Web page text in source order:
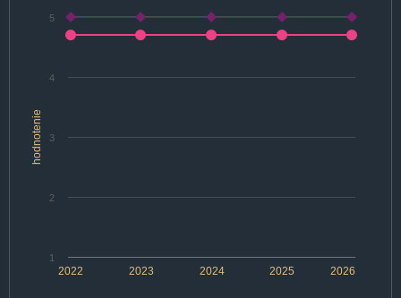
hodnotenie
2022 2024 2026
2023 2025
1
2
3
4
5